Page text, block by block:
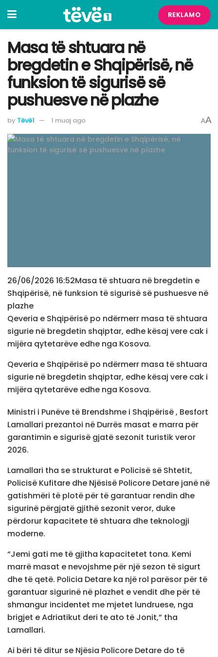
REKLAMO
​Masa të shtuara në
bregdetin e Shqipërisë, në
funksion të sigurisë së
pushuesve në plazhe
by Tëvë1 1 muaj ago AA
26/06/2026 16:52​Masa të shtuara në bregdetin e
Shqipërisë, në funksion të sigurisë së pushuesve në
plazhe
Qeveria e Shqipërisë po ndërmerr masa të shtuara
sigurie në bregdetin shqiptar, edhe kësaj vere cak i
mijëra qytetarëve edhe nga Kosova.
Qeveria e Shqipërisë po ndërmerr masa të shtuara
sigurie në bregdetin shqiptar, edhe kësaj vere cak i
mijëra qytetarëve edhe nga Kosova.
Ministri i Punëve të Brendshme i Shqipërisë , Besfort
Lamallari prezantoi në Durrës masat e marra për
garantimin e sigurisë gjatë sezonit turistik veror
2026.
Lamallari tha se strukturat e Policisë së Shtetit,
Policisë Kufitare dhe Njësisë Policore Detare janë në
gatishmëri të plotë për të garantuar rendin dhe
sigurinë përgjatë gjithë sezonit veror, duke
përdorur kapacitete të shtuara dhe teknologji
moderne.
“Jemi gati me të gjitha kapacitetet tona. Kemi
marrë masat e nevojshme për një sezon të sigurt
dhe të qetë. Policia Detare ka një rol parësor për të
garantuar sigurinë në plazhet e vendit dhe për të
shmangur incidentet me mjetet lundruese, nga
brigjet e Adriatikut deri te ato të Jonit,” tha
Lamallari.
Ai bëri të ditur se Njësia Policore Detare do të